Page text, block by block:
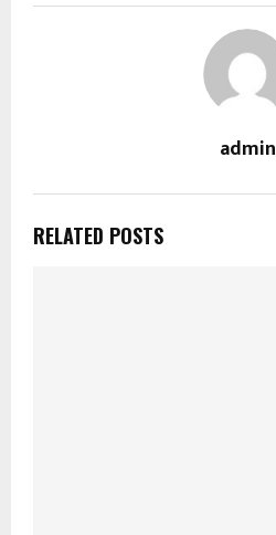
admin
RELATED POSTS